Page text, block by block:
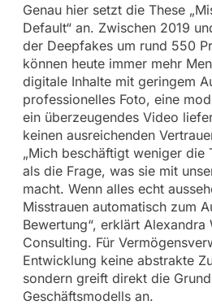
Genau hier setzt die These
Default“ an. Zwischen 2019
der Deepfakes um rund 550
können heute immer mehr
digitale Inhalte mit geringem
professionelles Foto, eine
ein überzeugendes Video
keinen ausreichenden
„Mich beschäftigt weniger die
als die Frage, was sie mit
macht. Wenn alles echt
Misstrauen automatisch zum
Bewertung“, erklärt
Consulting. Für
Entwicklung keine abstrakte
sondern greift direkt die
Geschäftsmodells an.